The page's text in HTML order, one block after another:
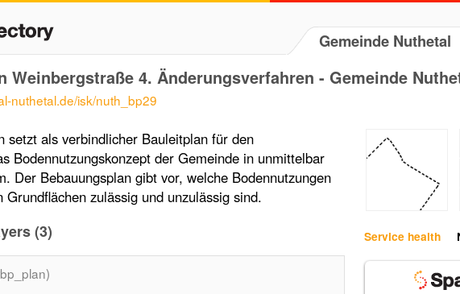
Gemeinde Nuthetal
Weinbergstraße 4. Änderungsverfahren - Gemeinde
nuthetal.de/isk/nuth_bp29
Service health
setzt als verbindlicher Bauleitplan für den
Bodennutzungskonzept der Gemeinde in unmittelbar
Der Bebauungsplan gibt vor, welche Bodennutzungen
Grundflächen zulässig und unzulässig sind.
(3)